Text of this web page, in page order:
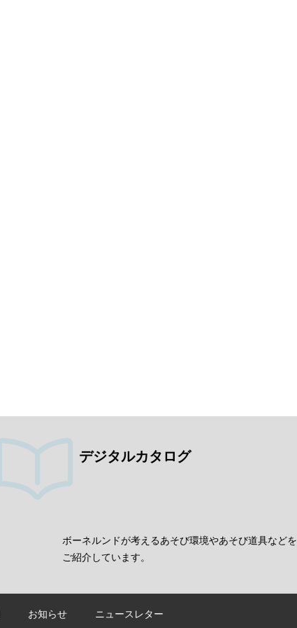
デジタルカタログ
ボーネルンドが考えるあそび環境やあそび道具などを
ご紹介しています。
お知らせ ニュースレター